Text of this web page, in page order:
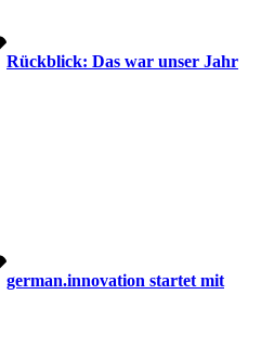
Rückblick: Das war unser Jahr
german.innovation startet mit